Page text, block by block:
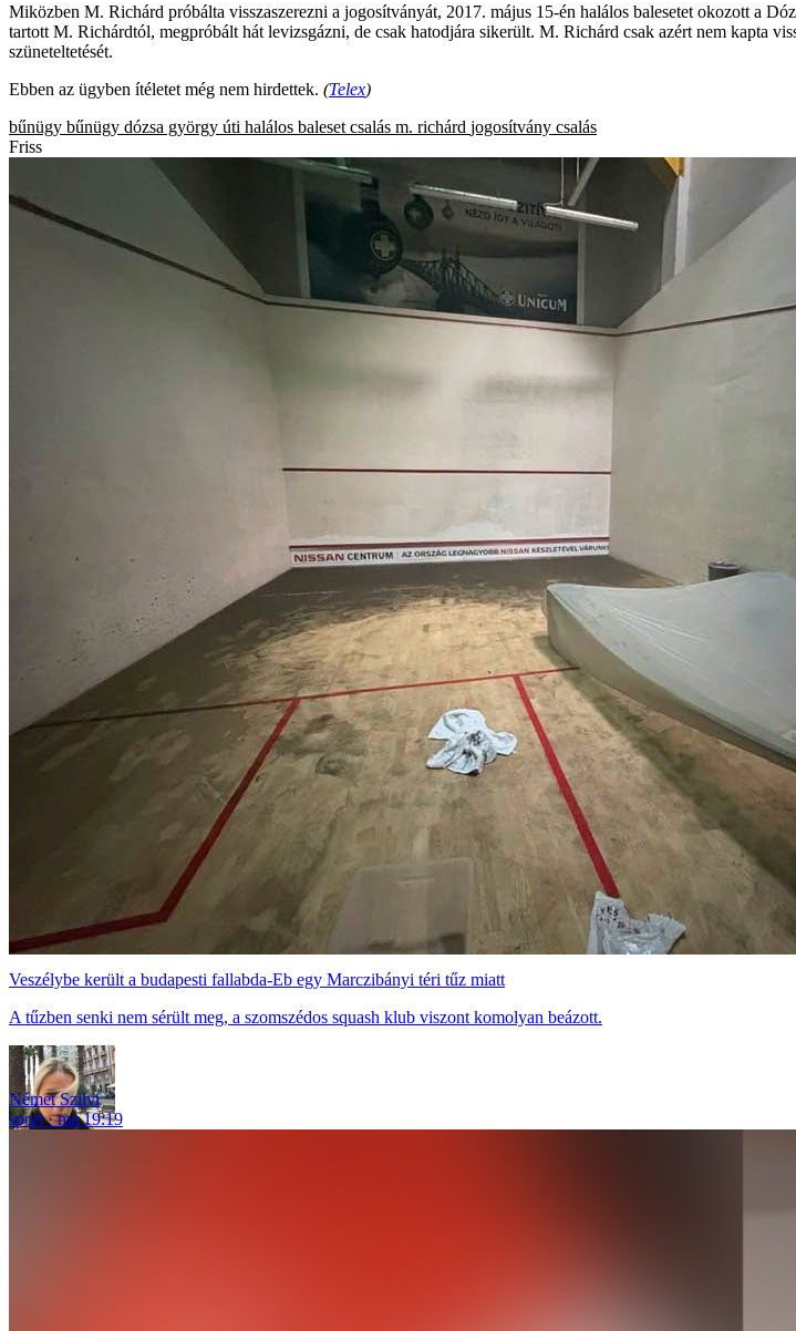
Miközben M. Richárd próbálta visszaszerezni a jogosítványát, 2017. május 15-én halálos balesetet okozott a
tartott M. Richárdtól, megpróbált hát levizsgázni, de csak hatodjára sikerült. M. Richárd csak azért nem kapta
szüneteltetését.
Ebben az ügyben ítéletet még nem hirdettek. (Telex)
bűnügy bűnügy dózsa györgy úti halálos baleset csalás m. richárd jogosítvány csalás
Friss
Veszélybe került a budapesti fallabda-Eb egy Marczibányi téri tűz miatt
A tűzben senki nem sérült meg, a szomszédos squash klub viszont komolyan beázott.
Német Szilvi
sport
ma 19:19